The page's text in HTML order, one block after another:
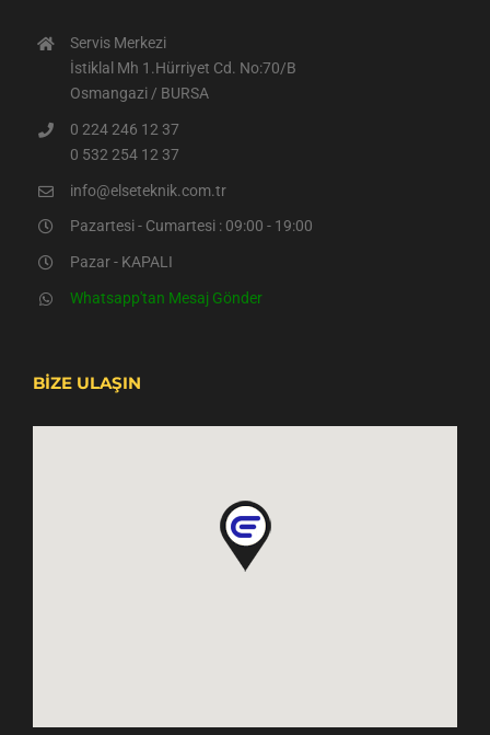
Servis Merkezi
İstiklal Mh 1.Hürriyet Cd. No:70/B
Osmangazi / BURSA
0 224 246 12 37
0 532 254 12 37
info@elseteknik.com.tr
Pazartesi - Cumartesi : 09:00 - 19:00
Pazar - KAPALI
Whatsapp'tan Mesaj Gönder
BİZE ULAŞIN